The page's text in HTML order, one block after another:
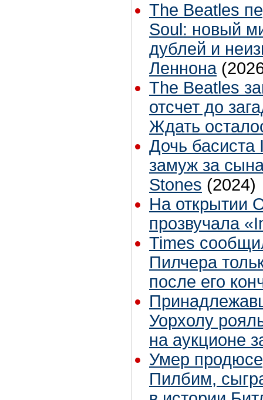
The Beatles
Soul: новый
дублей и
Леннона
The Beatles
отсчет до
Ждать
Дочь
замуж за
Stones (2024)
На открытии
прозвучала
Times
Пилчера
после его
Уорхолу
на аукционе
Умер
Пилбим,